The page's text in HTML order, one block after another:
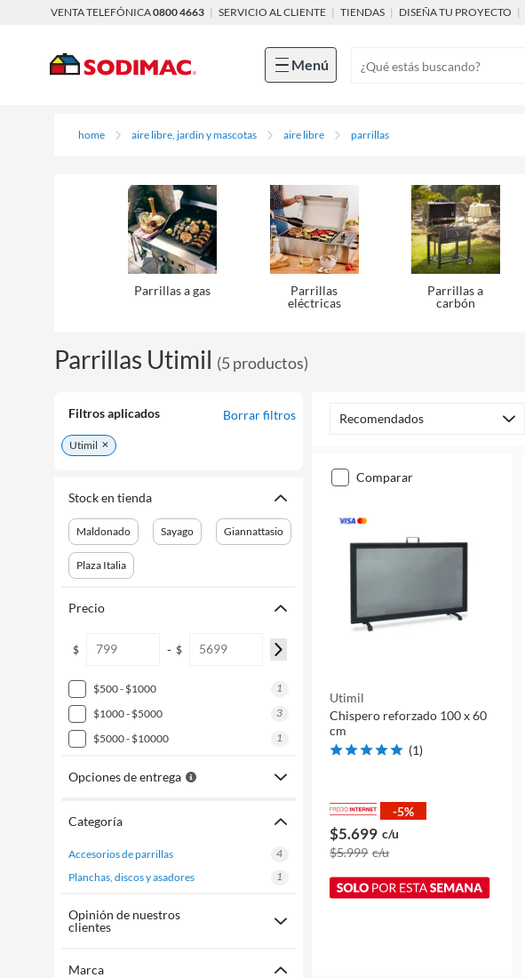
VENTA TELEFÓNICA0800 4663 | SERVICIO AL CLIENTE | TIENDAS | DISEÑA TU PROYECTO |
Menú
home aire libre, jardin y mascotas aire libre parrillas
Parrillas a gas
Parrillas
eléctricas
Parrillas a
carbón
Parrillas Utimil (5productos)
Filtros aplicados Borrar filtros
Utimil
Stock en tienda
Maldonado Sayago Giannattasio
Plaza Italia
Precio
$ - $
$500 - $1000
1
$1000 - $5000
3
$5000 - $10000
1
Opciones de entrega
Categoría
accesorios de parrillas
4
planchas, discos y asadores
1
Opinión de nuestros
clientes
Marca
Recomendados
comparar
Utimil
Chispero reforzado 100 x 60
cm
(1)
-5%
$5.699 c/u
$5.999 c/u